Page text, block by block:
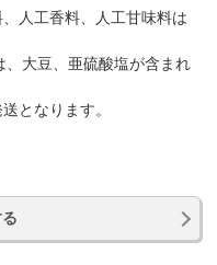
人工香料、人工甘味料は
、大豆、亜硫酸塩が含まれ
となります。